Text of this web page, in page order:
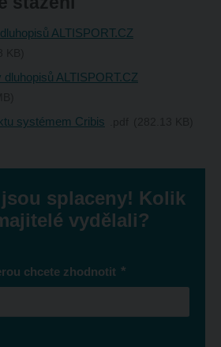
ALTISPORT.CZ
ALTISPORT.CZ
systémem Cribis
splaceny! Kolik
vydělali?
chcete zhodnotit *